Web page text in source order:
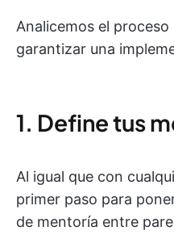
Analicemos el
garantizar una
1. Define tus
Al igual que con
primer paso para
de mentoría entre